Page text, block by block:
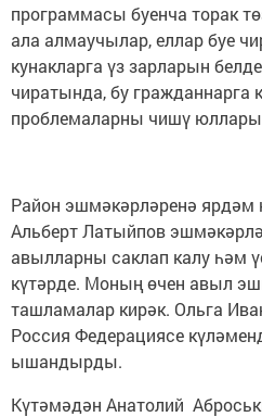
программасы буенча торак
ала алмаучылар, еллар буе
кунакларга үз зарларын
чиратында, бу гражданнарга
проблемаларны чишү
Район эшмәкәрләренә ярдәм
Альберт Латыйпов
авылларны саклап калу һәм
күтәрде. Моның өчен авыл
ташламалар кирәк. Ольга
Россия Федерациясе
ышандырды.
Күтәмәдән Анатолий